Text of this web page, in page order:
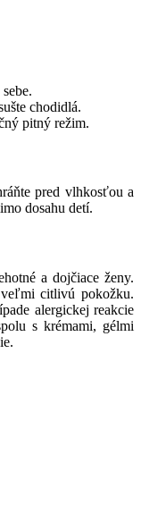
chodidlá.
pitný režim.
pred vlhkosťou a
dosahu detí.
a dojčiace ženy.
veľmi citlivú pokožku.
alergickej reakcie
s krémami, gélmi